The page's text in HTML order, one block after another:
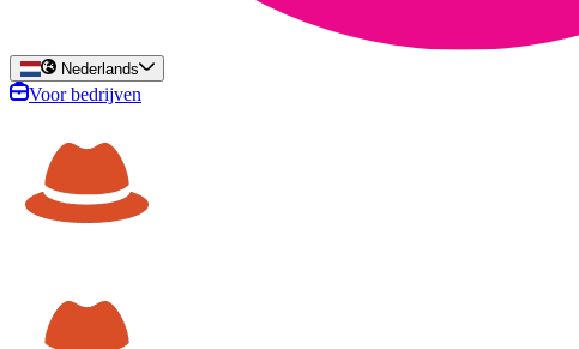
Nederlands
Voor bedrijven